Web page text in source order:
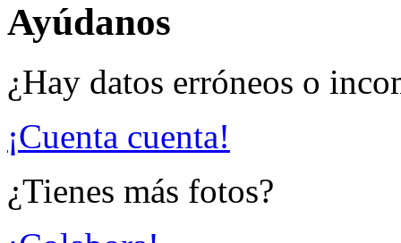
Ayúdanos
¿Hay datos erróneos o
¡Cuenta cuenta!
¿Tienes más fotos?